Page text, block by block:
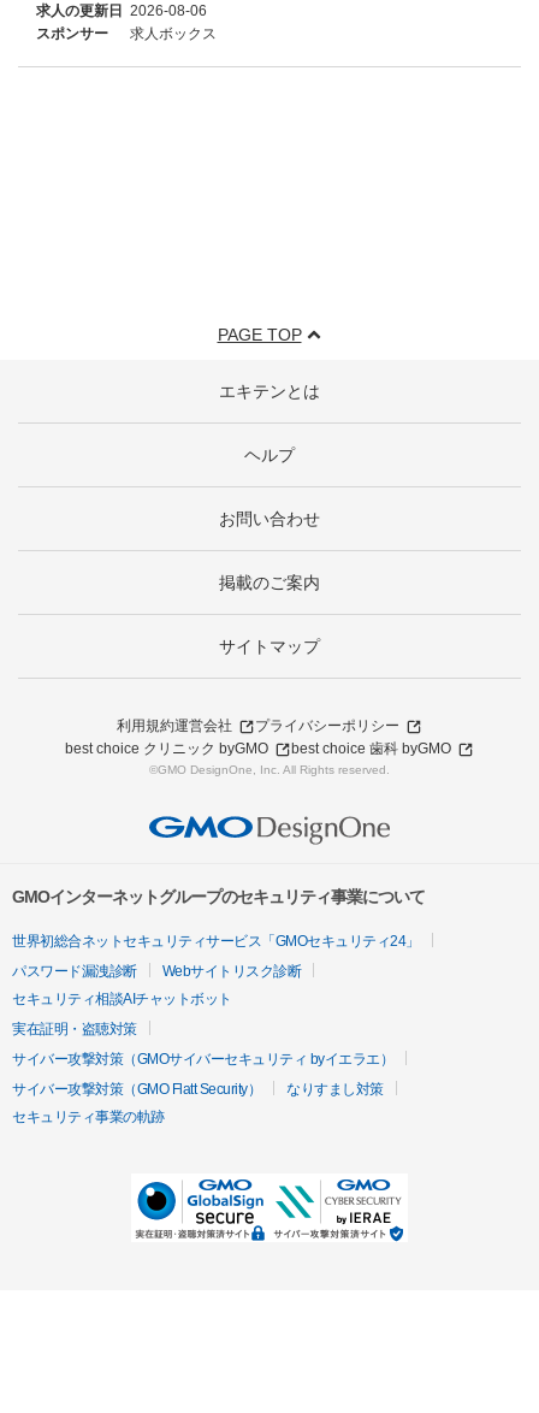
求人の更新日 2026-08-06
スポンサー
求人ボックス
PAGE TOP
エキテンとは
ヘルプ
お問い合わせ
掲載のご案内
サイトマップ
利用規約運営会社
プライバシーポリシー
best choice クリニック byGMO
best choice 歯科 byGMO
©GMO DesignOne, Inc. All Rights reserved.
GMOインターネットグループのセキュリティ事業について
世界初総合ネットセキュリティサービス「GMOセキュリティ24」
パスワード漏洩診断
Webサイトリスク診断
セキュリティ相談AIチャットボット
実在証明・盗聴対策
サイバー攻撃対策（GMOサイバーセキュリティ byイエラエ）
サイバー攻撃対策（GMO Flatt Security）
なりすまし対策
セキュリティ事業の軌跡